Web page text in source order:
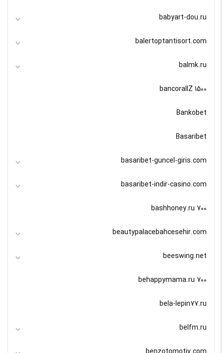
babyart-dou.ru
balertoptantisort.com
balmk.ru
bancorallZ 1500
Bankobet
Basaribet
basaribet-guncel-giris.com
basaribet-indir-casino.com
bashhoney.ru 700
beautypalacebahcesehir.com
beeswing.net
behappymama.ru 700
bela-lepin77.ru
belfm.ru